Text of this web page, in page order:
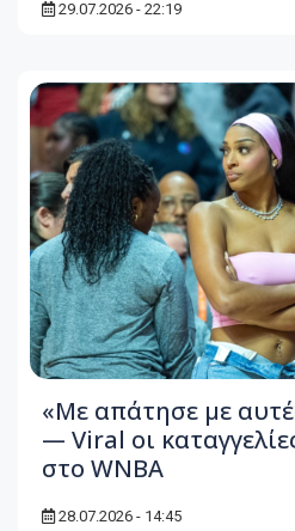
29.07.2026 - 22:19
«Με απάτησε με
— Viral οι
στο WNBA
28.07.2026 - 14:45